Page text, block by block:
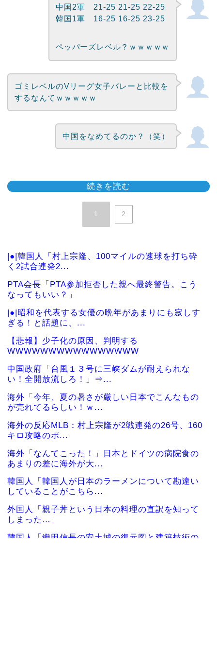
中国2軍 21-25 21-25 22-25
韓国1軍 16-25 16-25 23-25
ペッパーズレベル？ｗｗｗｗｗ
ゴミレベルのVリーグ女子バレーと比較を
するなんてｗｗｗｗｗ
中国をなめてるのか？（笑）
続きを読む
1 2
|●|韓国人「村上宗隆、100マイルの速球を打ち砕
く2試合連発2...
PTA会長「PTA参加拒否した親へ最終警告。こう
なってもいい？」
|●|昭和を代表する女優の晩年があまりにも寂しす
ぎる！と話題に、...
【悲報】少子化の原因、判明する
WWWWWWWWWWWWWWWW
中国政府「台風１３号に三峡ダムが耐えられな
い！全開放流しろ！」⇒...
海外「今年、夏の暑さが厳しい日本でこんなもの
が売れてるらしい！ｗ...
海外の反応MLB：村上宗隆が2戦連発の26号、160
キロ攻略のポ...
海外「なんてこった！」日本とドイツの病院食の
あまりの差に海外が大...
韓国人「韓国人が日本のラーメンについて勘違い
していることがこちら...
外国人「親子丼という日本の料理の直訳を知って
しまった…」
韓国人「織田信長の安土城の復元図と建築技術の